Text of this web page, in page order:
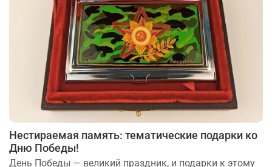
Нестираемая память: тематические подарки ко
Дню Победы!
День Победы — великий праздник, и подарки к этому